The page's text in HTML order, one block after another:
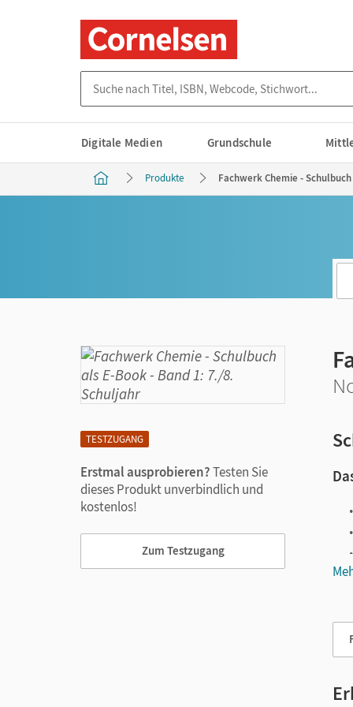
Digitale Medien Grundschule
Produkte Fachwerk Chemie -
TESTZUGANG
Erstmal ausprobieren?Testen Sie
dieses Produkt unverbindlich und
kostenlos!
Zum Testzugang